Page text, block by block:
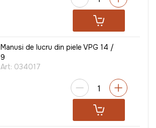
Manusi de lucru din piele VPG 14 /
9
Art: 034017